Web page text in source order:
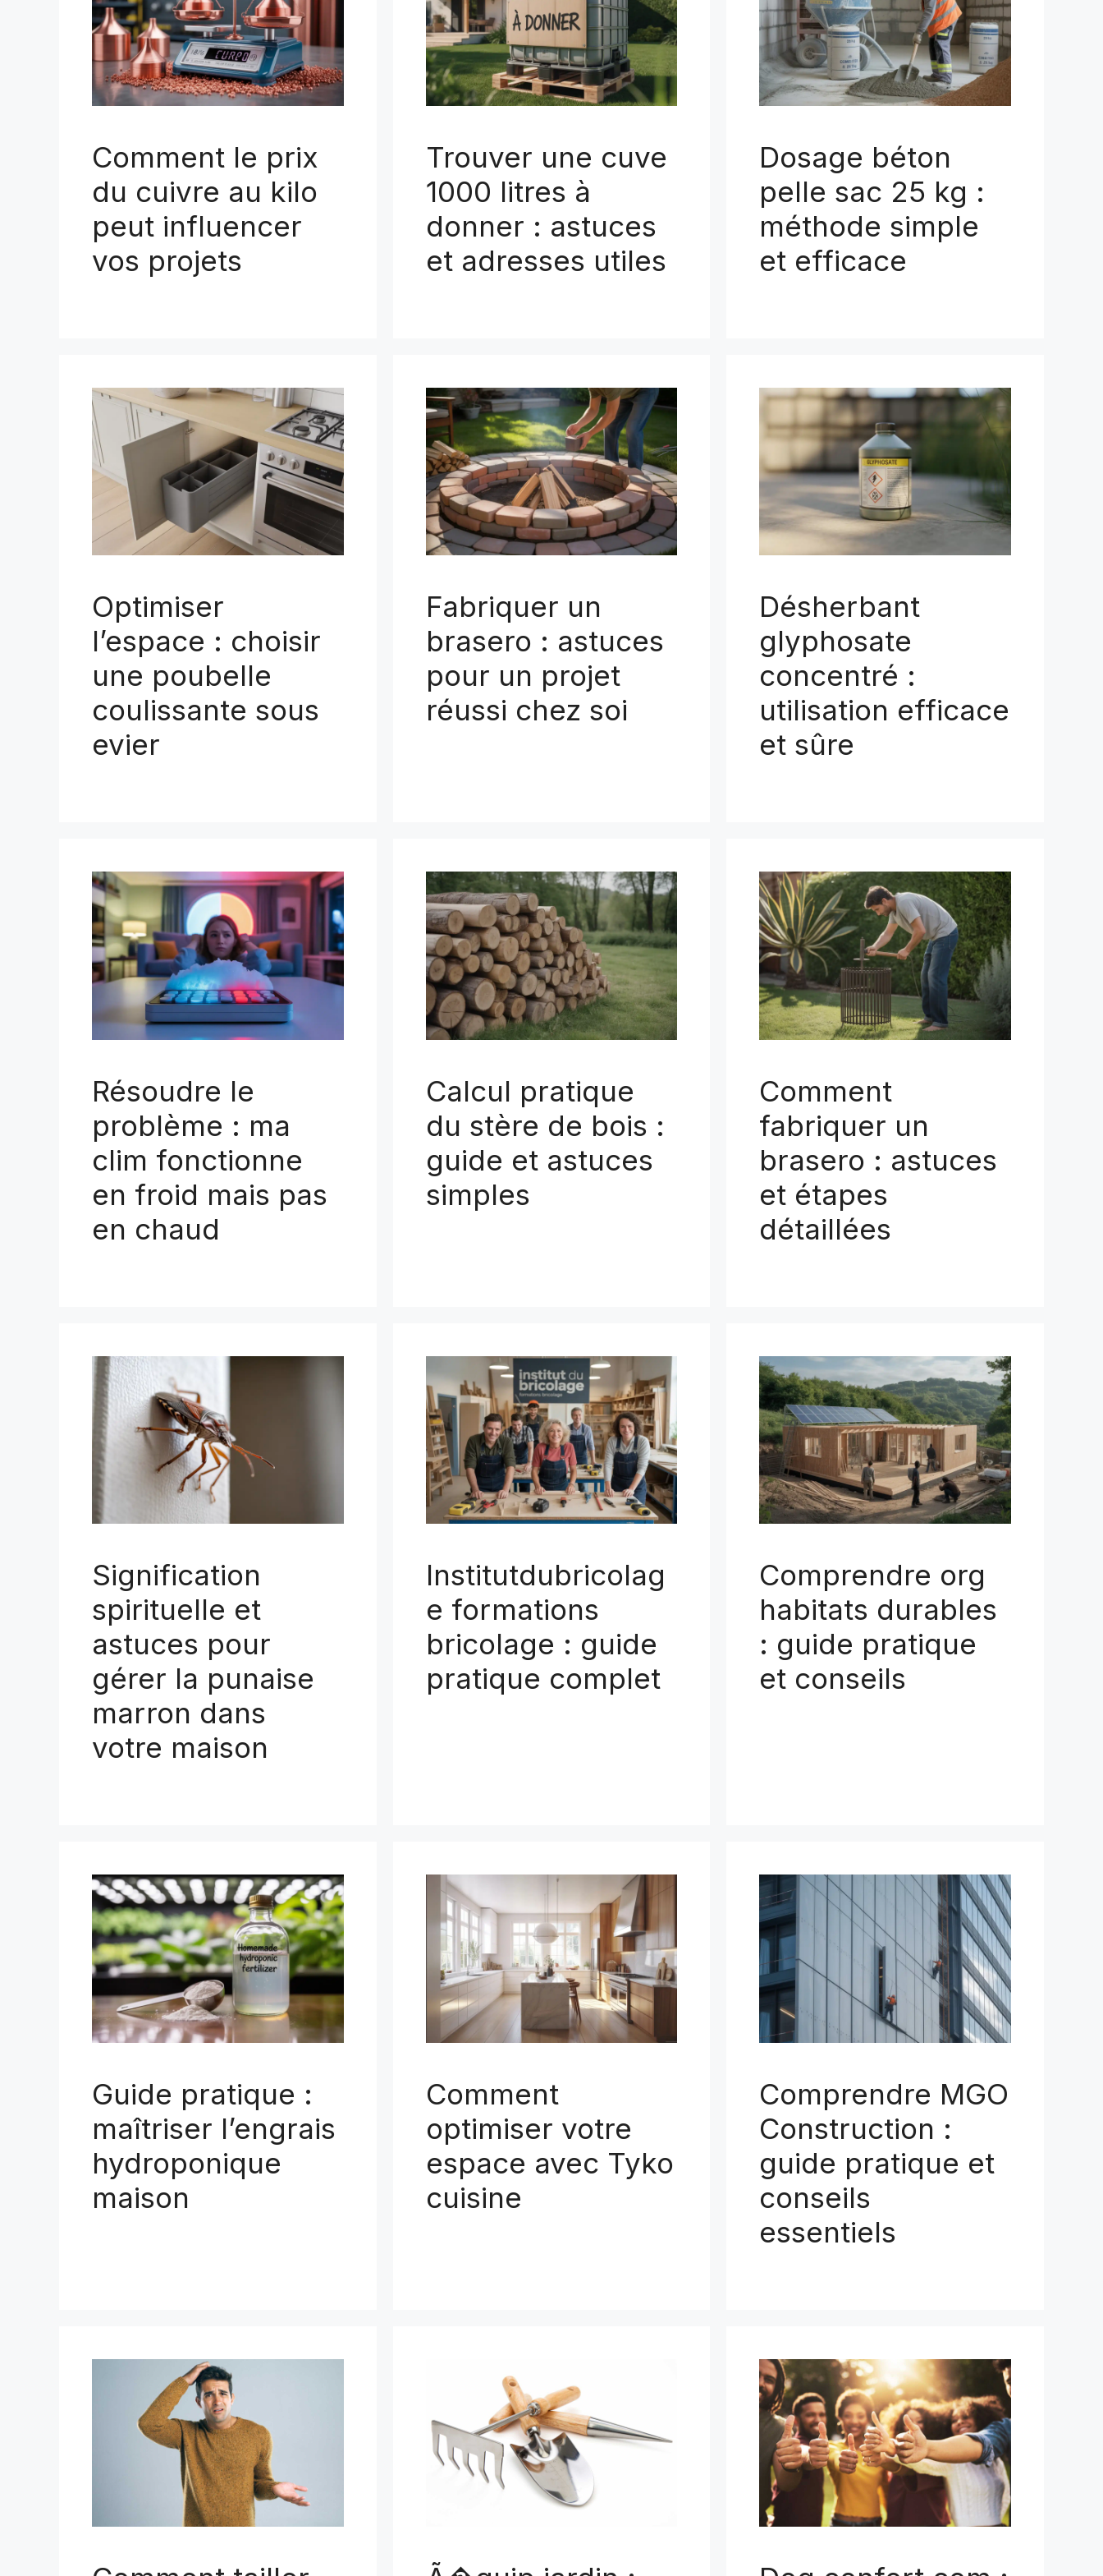
Comment le prix
du cuivre au kilo
peut influencer
vos projets
Trouver une cuve
1000 litres à
donner : astuces
et adresses utiles
Dosage béton
pelle sac 25 kg :
méthode simple
et efficace
Optimiser
l’espace : choisir
une poubelle
coulissante sous
evier
Fabriquer un
brasero : astuces
pour un projet
réussi chez soi
Désherbant
glyphosate
concentré :
utilisation efficace
et sûre
Résoudre le
problème : ma
clim fonctionne
en froid mais pas
en chaud
Calcul pratique
du stère de bois :
guide et astuces
simples
Comment
fabriquer un
brasero : astuces
et étapes
détaillées
Signification
spirituelle et
astuces pour
gérer la punaise
marron dans
votre maison
Institutdubricolag
e formations
bricolage : guide
pratique complet
Comprendre org
habitats durables
: guide pratique
et conseils
Guide pratique :
maîtriser l’engrais
hydroponique
maison
Comment
optimiser votre
espace avec Tyko
cuisine
Comprendre MGO
Construction :
guide pratique et
conseils
essentiels